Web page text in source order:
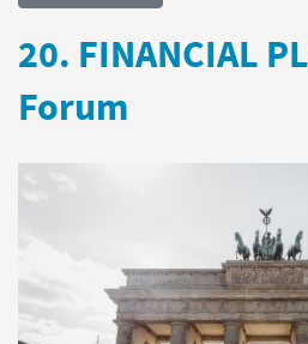
20. FINANCIAL
Forum